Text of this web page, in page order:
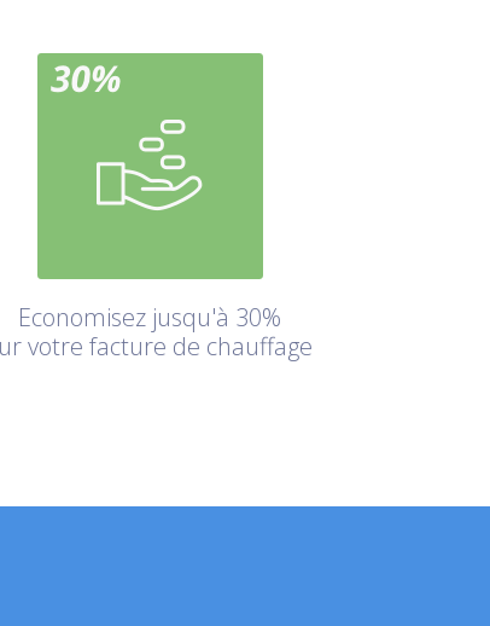
Economisez jusqu'à 30%
votre facture de chauffage